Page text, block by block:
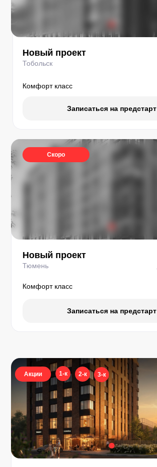
Новый проект
Комфорт класс
Тюмень
Скоро
Записаться на предстарт
Новый проект
Комфорт класс
Тобольск
Записаться на предстарт
Акции 1-к 2-к 3-к